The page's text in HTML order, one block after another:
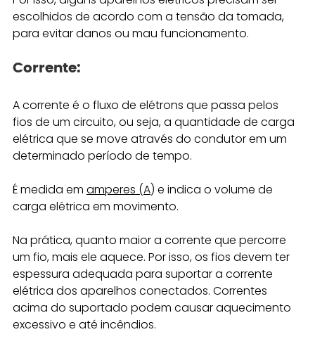
escolhidos de acordo com a tensão da tomada,
para evitar danos ou mau funcionamento.
Corrente:
A corrente é o fluxo de elétrons que passa pelos
fios de um circuito, ou seja, a quantidade de carga
elétrica que se move através do condutor em um
determinado período de tempo.
É medida em amperes (A) e indica o volume de
carga elétrica em movimento.
Na prática, quanto maior a corrente que percorre
um fio, mais ele aquece. Por isso, os fios devem ter
espessura adequada para suportar a corrente
elétrica dos aparelhos conectados. Correntes
acima do suportado podem causar aquecimento
excessivo e até incêndios.